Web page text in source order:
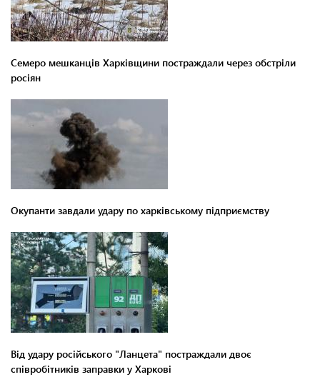
Семеро мешканців Харківщини постраждали через обстріли
росіян
Окупанти завдали удару по харківському підприємству
Від удару російського "Ланцета" постраждали двоє
співробітників заправки у Харкові